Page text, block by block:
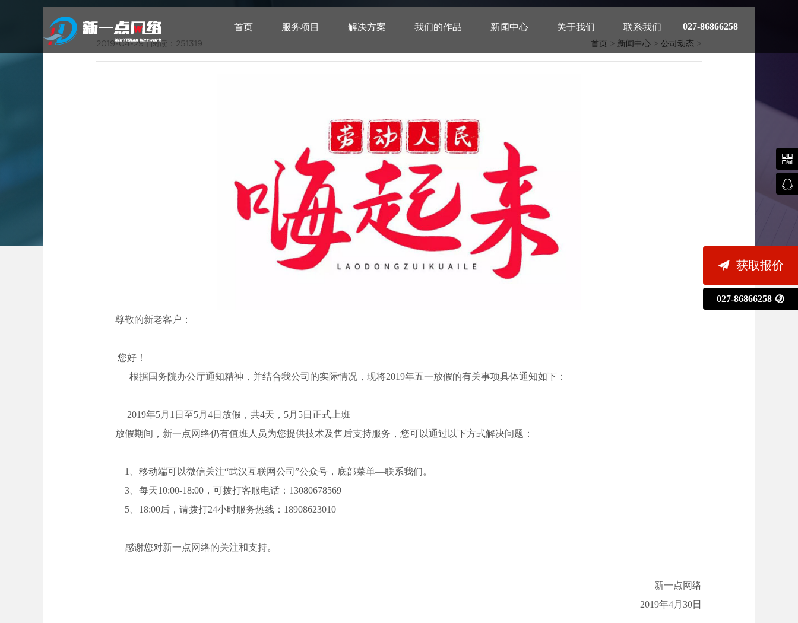
027-86866258
首页 服务项目 解决方案 我们的作品 新闻中心 关于我们 联系我们
新一点网络2019年“五一”假期安排通知
2019-04-29 | 阅读：251319 首页 > 新闻中心 > 公司动态 >
尊敬的新老客户：
您好！
根据国务院办公厅通知精神，并结合我公司的实际情况，现将2019年五一放假的有关事项具体通知如下：
2019年5月1日至5月4日放假，共4天，5月5日正式上班
放假期间，新一点网络仍有值班人员为您提供技术及售后支持服务，您可以通过以下方式解决问题：
1、移动端可以微信关注“武汉互联网公司”公众号，底部菜单—联系我们。
3、每天10:00-18:00，可拨打客服电话：13080678569
5、18:00后，请拨打24小时服务热线：18908623010
感谢您对新一点网络的关注和支持。
新一点网络
2019年4月30日


 获取报价
027-86866258 